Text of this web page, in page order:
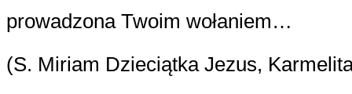
prowadzona Twoim wołaniem…
(S. Miriam Dzieciątka Jezus,